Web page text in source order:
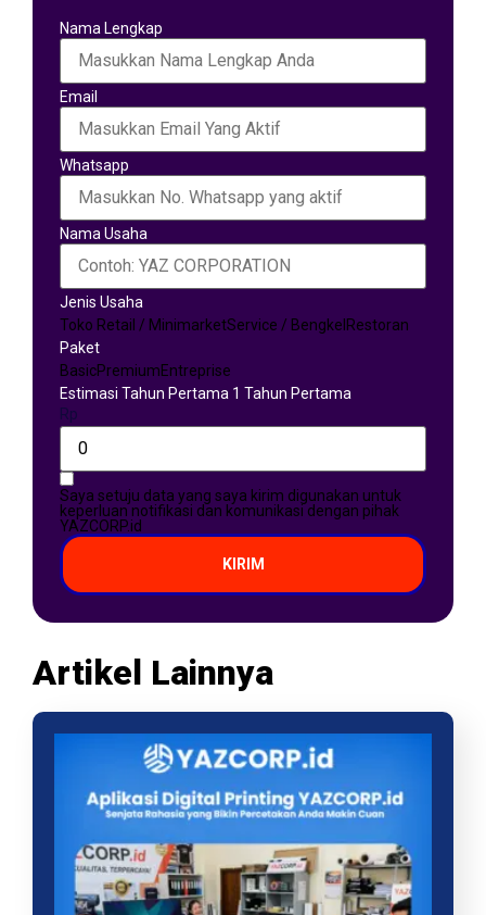
Nama Lengkap
Email
Whatsapp
Nama Usaha
Jenis Usaha
Toko Retail / MinimarketService / Bengkel Restoran
Paket
BasicPremiumEntreprise
Estimasi Tahun Pertama 1 Tahun Pertama
Rp
Saya setuju data yang saya kirim digunakan untuk
keperluan notifikasi dan komunikasi dengan pihak
YAZCORP.id
KIRIM
Artikel Lainnya